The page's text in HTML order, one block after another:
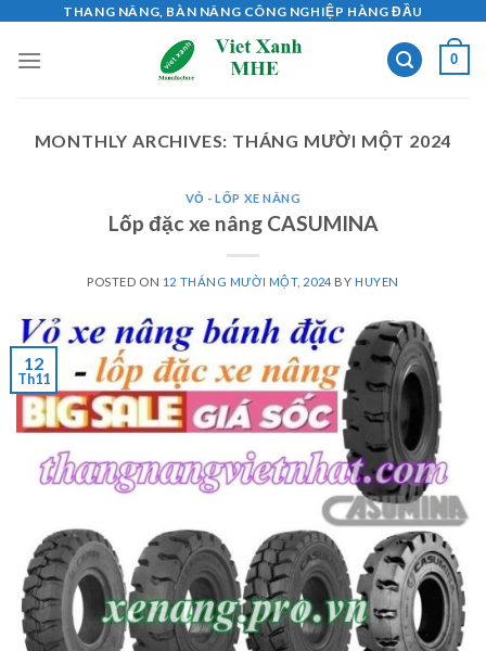
content
THANG NÂNG, BÀN NÂNG CÔNG NGHIỆP HÀNG ĐẦU
0
MONTHLY ARCHIVES: THÁNG MƯỜI MỘT 2024
VỎ - LỐP XE NÂNG
Lốp đặc xe nâng CASUMINA
POSTED ON 12 THÁNG MƯỜI MỘT, 2024 BY HUYEN
12
Th11